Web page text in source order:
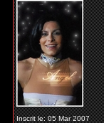
Inscrit le: 05 Mar 2007